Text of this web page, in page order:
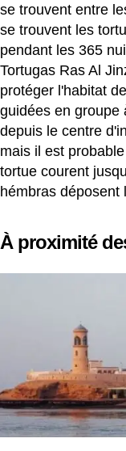
se trouvent entre
se trouvent les
pendant les 365
Tortugas Ras Al
protéger l'habitat
guidées en groupe
depuis le centre
mais il est
tortue courent
hémbras déposent
À proximité